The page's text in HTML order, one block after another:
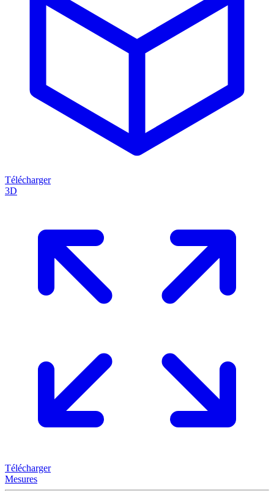
Télécharger
3D
Télécharger
Mesures